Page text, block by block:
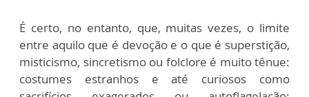
É certo, no entanto, que, muitas vezes, o limite
entre aquilo que é devoção e o que é superstição,
misticismo, sincretismo ou folclore é muito tênue:
costumes estranhos e até curiosos como